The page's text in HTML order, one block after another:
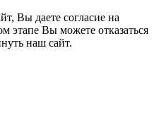
Вы даете согласие на
этапе Вы можете отказаться
наш сайт.